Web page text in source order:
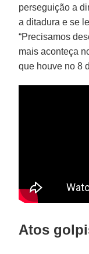
perseguição a
a ditadura e se
“Precisamos
mais aconteça
que houve no 8
Atos